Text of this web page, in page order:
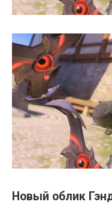
Новый облик